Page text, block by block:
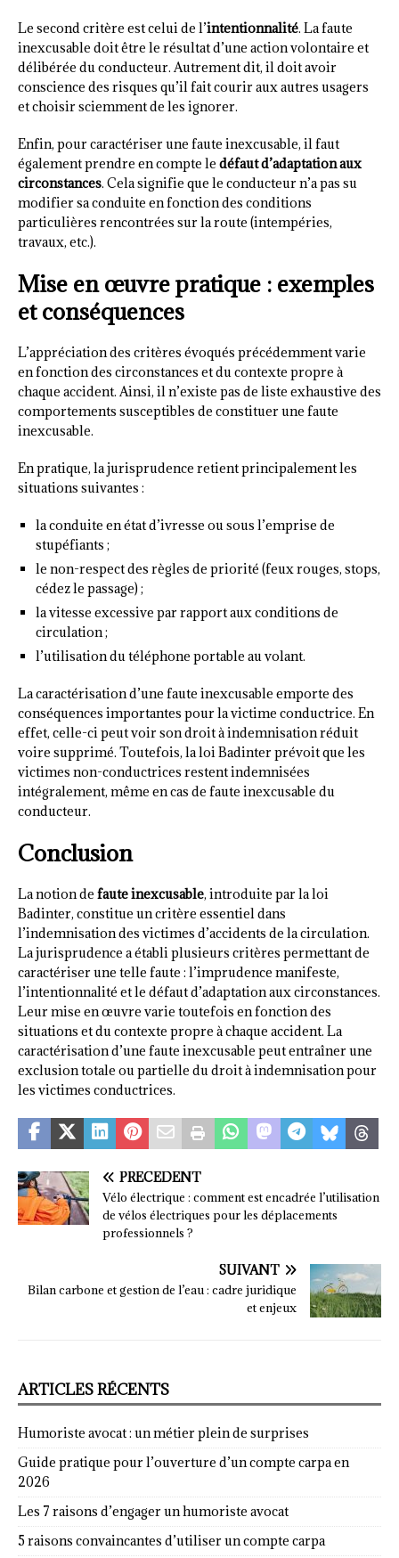
Le second critère est celui de l’intentionnalité. La faute
inexcusable doit être le résultat d’une action volontaire et
délibérée du conducteur. Autrement dit, il doit avoir
conscience des risques qu’il fait courir aux autres usagers
et choisir sciemment de les ignorer.
Enfin, pour caractériser une faute inexcusable, il faut
également prendre en compte le défaut d’adaptation aux
circonstances. Cela signifie que le conducteur n’a pas su
modifier sa conduite en fonction des conditions
particulières rencontrées sur la route (intempéries,
travaux, etc.).
Mise en œuvre pratique : exemples
et conséquences
L’appréciation des critères évoqués précédemment varie
en fonction des circonstances et du contexte propre à
chaque accident. Ainsi, il n’existe pas de liste exhaustive des
comportements susceptibles de constituer une faute
inexcusable.
En pratique, la jurisprudence retient principalement les
situations suivantes :
la conduite en état d’ivresse ou sous l’emprise de
stupéfiants ;
le non-respect des règles de priorité (feux rouges, stops,
cédez le passage) ;
la vitesse excessive par rapport aux conditions de
circulation ;
l’utilisation du téléphone portable au volant.
La caractérisation d’une faute inexcusable emporte des
conséquences importantes pour la victime conductrice. En
effet, celle-ci peut voir son droit à indemnisation réduit
voire supprimé. Toutefois, la loi Badinter prévoit que les
victimes non-conductrices restent indemnisées
intégralement, même en cas de faute inexcusable du
conducteur.
Conclusion
La notion de faute inexcusable, introduite par la loi
Badinter, constitue un critère essentiel dans
l’indemnisation des victimes d’accidents de la circulation.
La jurisprudence a établi plusieurs critères permettant de
caractériser une telle faute : l’imprudence manifeste,
l’intentionnalité et le défaut d’adaptation aux circonstances.
Leur mise en œuvre varie toutefois en fonction des
situations et du contexte propre à chaque accident. La
caractérisation d’une faute inexcusable peut entraîner une
exclusion totale ou partielle du droit à indemnisation pour
les victimes conductrices.
PRÉCÉDENT
Vélo électrique : comment est encadrée l’utilisation
de vélos électriques pour les déplacements
professionnels ?
SUIVANT
Bilan carbone et gestion de l’eau : cadre juridique
et enjeux
ARTICLES RÉCENTS
Humoriste avocat : un métier plein de surprises
Guide pratique pour l’ouverture d’un compte carpa en
2026
Les 7 raisons d’engager un humoriste avocat
5 raisons convaincantes d’utiliser un compte carpa